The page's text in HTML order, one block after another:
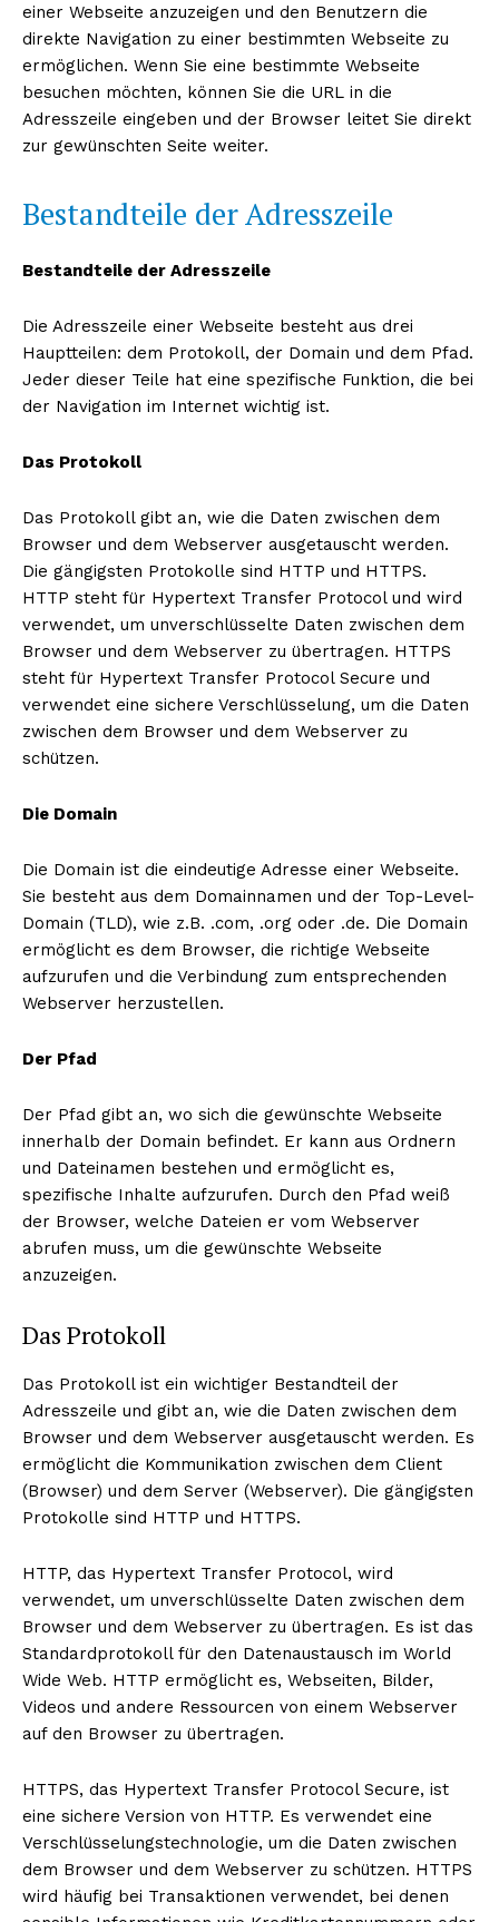
einer Webseite anzuzeigen und den Benutzern die
direkte Navigation zu einer bestimmten Webseite zu
ermöglichen. Wenn Sie eine bestimmte Webseite
besuchen möchten, können Sie die URL in die
Adresszeile eingeben und der Browser leitet Sie direkt
zur gewünschten Seite weiter.
Bestandteile der Adresszeile
Bestandteile der Adresszeile
Die Adresszeile einer Webseite besteht aus drei
Hauptteilen: dem Protokoll, der Domain und dem Pfad.
Jeder dieser Teile hat eine spezifische Funktion, die bei
der Navigation im Internet wichtig ist.
Das Protokoll
Das Protokoll gibt an, wie die Daten zwischen dem
Browser und dem Webserver ausgetauscht werden.
Die gängigsten Protokolle sind HTTP und HTTPS.
HTTP steht für Hypertext Transfer Protocol und wird
verwendet, um unverschlüsselte Daten zwischen dem
Browser und dem Webserver zu übertragen. HTTPS
steht für Hypertext Transfer Protocol Secure und
verwendet eine sichere Verschlüsselung, um die Daten
zwischen dem Browser und dem Webserver zu
schützen.
Die Domain
Die Domain ist die eindeutige Adresse einer Webseite.
Sie besteht aus dem Domainnamen und der Top-Level-
Domain (TLD), wie z.B. .com, .org oder .de. Die Domain
ermöglicht es dem Browser, die richtige Webseite
aufzurufen und die Verbindung zum entsprechenden
Webserver herzustellen.
Der Pfad
Der Pfad gibt an, wo sich die gewünschte Webseite
innerhalb der Domain befindet. Er kann aus Ordnern
und Dateinamen bestehen und ermöglicht es,
spezifische Inhalte aufzurufen. Durch den Pfad weiß
der Browser, welche Dateien er vom Webserver
abrufen muss, um die gewünschte Webseite
anzuzeigen.
Das Protokoll
Das Protokoll ist ein wichtiger Bestandteil der
Adresszeile und gibt an, wie die Daten zwischen dem
Browser und dem Webserver ausgetauscht werden. Es
ermöglicht die Kommunikation zwischen dem Client
(Browser) und dem Server (Webserver). Die gängigsten
Protokolle sind HTTP und HTTPS.
HTTP, das Hypertext Transfer Protocol, wird
verwendet, um unverschlüsselte Daten zwischen dem
Browser und dem Webserver zu übertragen. Es ist das
Standardprotokoll für den Datenaustausch im World
Wide Web. HTTP ermöglicht es, Webseiten, Bilder,
Videos und andere Ressourcen von einem Webserver
auf den Browser zu übertragen.
HTTPS, das Hypertext Transfer Protocol Secure, ist
eine sichere Version von HTTP. Es verwendet eine
Verschlüsselungstechnologie, um die Daten zwischen
dem Browser und dem Webserver zu schützen. HTTPS
wird häufig bei Transaktionen verwendet, bei denen